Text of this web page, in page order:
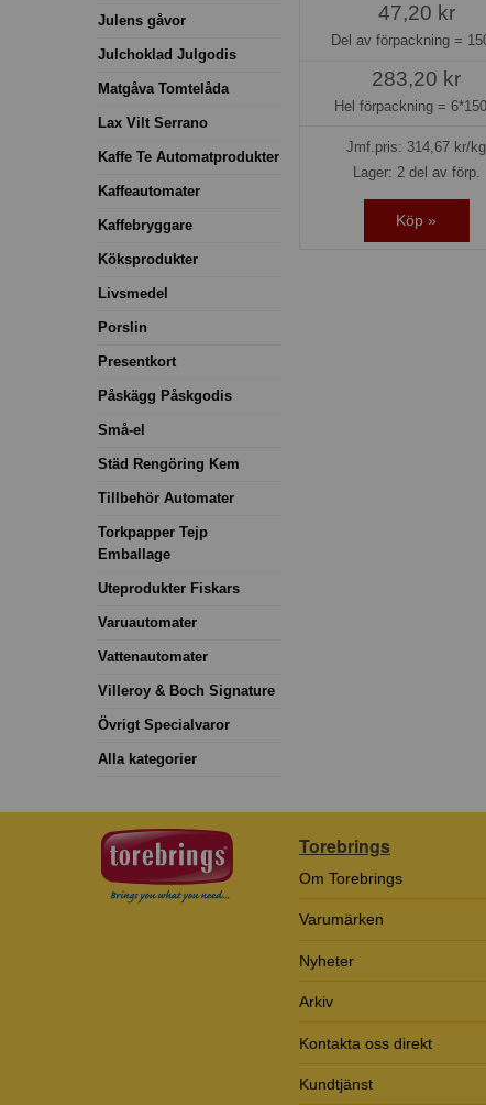
Julens gåvor
Julchoklad Julgodis
Matgåva Tomtelåda
Lax Vilt Serrano
Kaffe Te Automatprodukter
Kaffeautomater
Kaffebryggare
Köksprodukter
Livsmedel
Porslin
Presentkort
Påskägg Påskgodis
Små-el
Städ Rengöring Kem
Tillbehör Automater
Torkpapper Tejp
Emballage
Uteprodukter Fiskars
Varuautomater
Vattenautomater
Villeroy & Boch Signature
Övrigt Specialvaror
Alla kategorier
47,20 kr
Del av förpackning =
283,20 kr
Hel förpackning =
Jmf.pris: 314,67 kr/kg
Lager: 2 del av förp.
Köp »
Torebrings
Om Torebrings
Varumärken
Nyheter
Arkiv
Kontakta oss direkt
Kundtjänst